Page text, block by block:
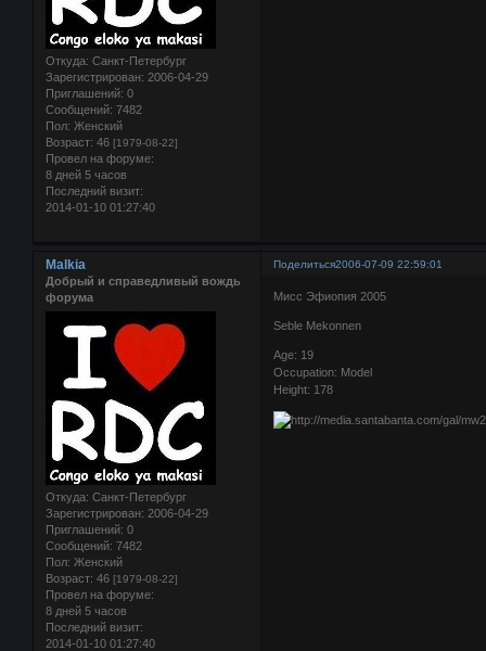
Откуда: Санкт-Петербург
Зарегистрирован: 2006-04-29
Приглашений: 0
Сообщений: 7482
Пол: Женский
Возраст: 46 [1979-08-22]
Провел на форуме:
8 дней 5 часов
Последний визит:
2014-01-10 01:27:40
Поделиться2006-07-09 22:59:01
Malkia
Добрый и справедливый вождь
форума
Откуда: Санкт-Петербург
Зарегистрирован: 2006-04-29
Приглашений: 0
Сообщений: 7482
Пол: Женский
Возраст: 46 [1979-08-22]
Провел на форуме:
8 дней 5 часов
Последний визит:
2014-01-10 01:27:40
Мисс Эфиопия 2005
Seble Mekonnen
Age: 19
Occupation: Model
Height: 178